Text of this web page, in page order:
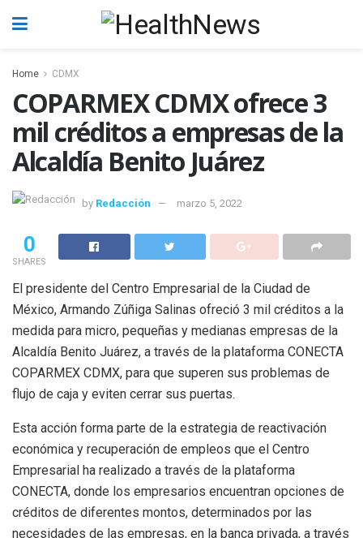
Home CDMX
COPARMEX CDMX ofrece 3
mil créditos a empresas de la
Alcaldía Benito Juárez
by Redacción marzo 5, 2022
0
SHARES
El presidente del Centro Empresarial de la Ciudad de
México, Armando Zúñiga Salinas ofreció 3 mil créditos a la
medida para micro, pequeñas y medianas empresas de la
Alcaldía Benito Juárez, a través de la plataforma CONECTA
COPARMEX CDMX, para que superen sus problemas de
flujo de caja y eviten cerrar sus puertas.
Esta acción forma parte de la estrategia de reactivación
económica y recuperación de empleos que el Centro
Empresarial ha realizado a través de la plataforma
CONECTA, donde los empresarios encuentran opciones de
créditos de diferentes montos, determinados por las
necesidades de las empresas, en la banca privada, a través